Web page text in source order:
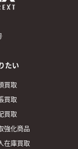
たい
買取
買取
買取
強化商品
在庫買取